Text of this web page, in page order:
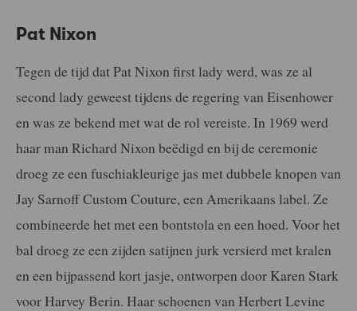
Pat Nixon
Tegen de tijd dat Pat Nixon first lady werd, was ze al
second lady geweest tijdens de regering van Eisenhower
en was ze bekend met wat de rol vereiste. In 1969 werd
haar man Richard Nixon beëdigd en bij de ceremonie
droeg ze een fuschiakleurige jas met dubbele knopen van
Jay Sarnoff Custom Couture, een Amerikaans label. Ze
combineerde het met een bontstola en een hoed. Voor het
bal droeg ze een zijden satijnen jurk versierd met kralen
en een bijpassend kort jasje, ontworpen door Karen Stark
voor Harvey Berin. Haar schoenen van Herbert Levine